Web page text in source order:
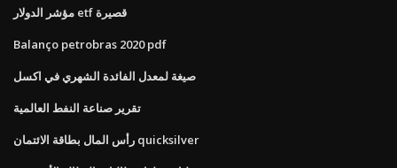
مؤشر الدولار etf قصيرة
Balanço petrobras 2020 pdf
صيغة لمعدل الفائدة الشهري في اكسل
تقرير صناعة النفط العالمية
رأس المال بطاقة الائتمان quicksilver